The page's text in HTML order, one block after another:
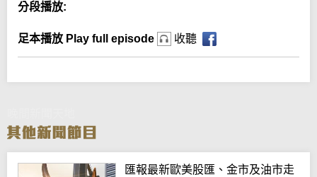
分段播放:
足本播放 Play full episode 收聽
匯報最新歐美股匯、金市及油市走